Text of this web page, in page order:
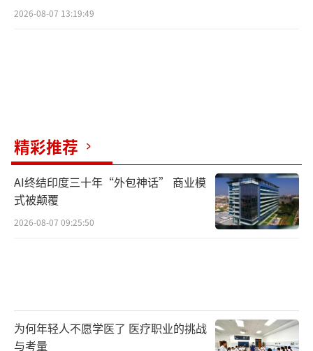
2026-08-07 13:19:49
精彩推荐
AI终结印度三十年“外包神话” 商业模
式被颠覆
2026-08-07 09:25:50
为何年轻人不愿学医了 医疗职业的挑战
与考量